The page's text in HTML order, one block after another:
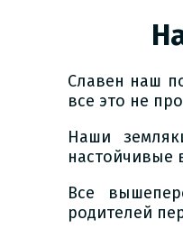
Славен наш
все это не
Наши
настойчивые
Все
родителей